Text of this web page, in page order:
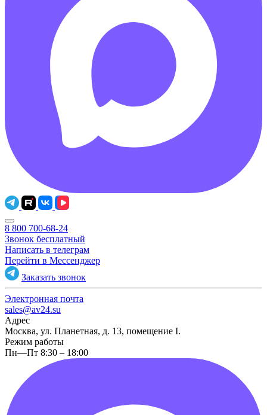
8 800 700-68-24
Звонок бесплатный
Написать в телеграм
Перейти в Мессенджер
Заказать звонок
Электронная почта
sales@av24.su
Адрес
Москва, ул. Планетная, д. 13, помещение I.
Режим работы
Пн—Пт 8:30 – 18:00